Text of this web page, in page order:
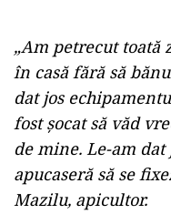
„Am petrecut
în casă fără să
dat jos
fost șocat să văd
de mine. Le-am dat
apucaseră să se
Mazilu, apicultor.